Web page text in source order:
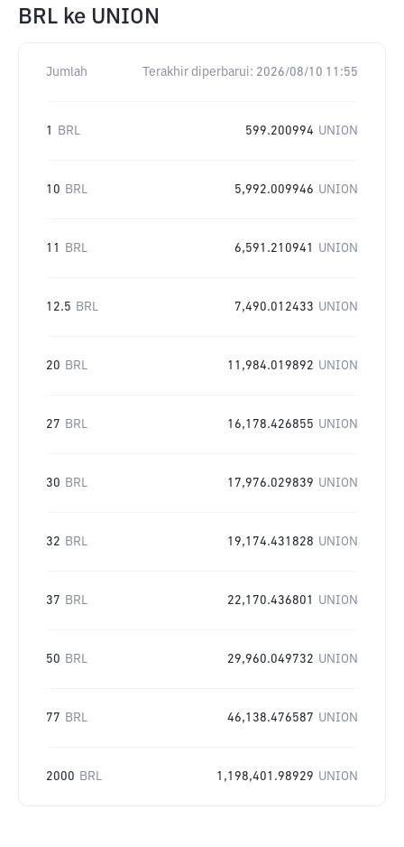
BRL ke UNION
Jumlah Terakhir diperbarui: 2026/08/10 11:55
1 BRL 599.200994 UNION
10 BRL 5,992.009946 UNION
11 BRL 6,591.210941 UNION
12.5 BRL 7,490.012433 UNION
20 BRL 11,984.019892 UNION
27 BRL 16,178.426855 UNION
30 BRL 17,976.029839 UNION
32 BRL 19,174.431828 UNION
37 BRL 22,170.436801 UNION
50 BRL 29,960.049732 UNION
77 BRL 46,138.476587 UNION
2000 BRL 1,198,401.98929 UNION